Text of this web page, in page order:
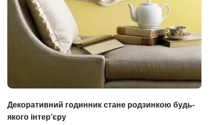
Декоративний годинник стане родзинкою будь-
якого інтер’єру